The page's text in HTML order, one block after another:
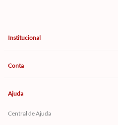
Institucional
Conta
Ajuda
Central de Ajuda